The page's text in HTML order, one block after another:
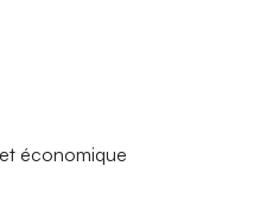
économique